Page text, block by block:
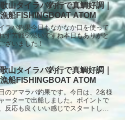
山タイラバ釣行で真鯛好調｜
船FISHINGBOAT ATOM
ラバ釣果今日もなかなか口を使って
ず苦戦💦渋いですね本日もありがと
ざいました！
山タイラバ釣行で真鯛好調｜
船FISHINGBOAT ATOM
のアマラバ釣果です。今日は、2名様
ーターで出船しました。ポイントで
反応も良くいい感じでスタートしま